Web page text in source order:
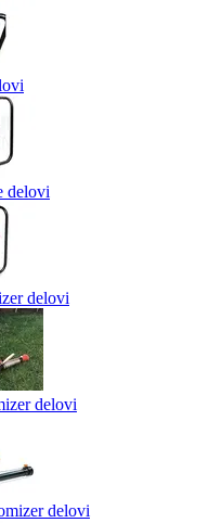
delovi
delovi
delovi
delovi